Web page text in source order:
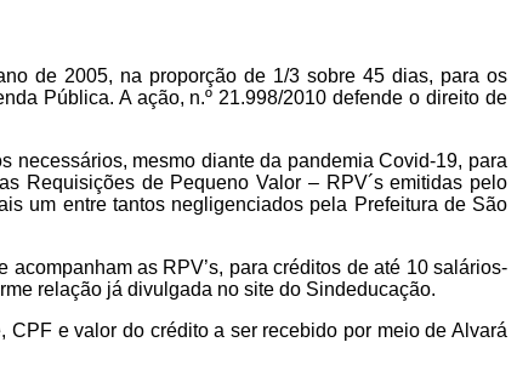
de 2005, na proporção de 1/3 sobre 45 dias, para os
Pública. A ação, n.º 21.998/2010 defende o direito de
necessários, mesmo diante da pandemia Covid-19, para
Requisições de Pequeno Valor – RPV´s emitidas pelo
um entre tantos negligenciados pela Prefeitura de São
as RPV’s, para créditos de até 10 salários-
relação já divulgada no site do Sindeducação.
e valor do crédito a ser recebido por meio de Alvará